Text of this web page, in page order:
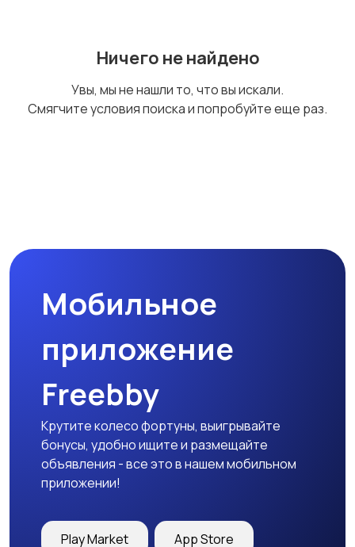
Ничего не найдено
Увы, мы не нашли то, что вы искали.
Смягчите условия поиска и попробуйте еще раз.
Мобильное
приложение
Freebby
Крутите колесо фортуны, выигрывайте
бонусы, удобно ищите и размещайте
объявления - все это в нашем мобильном
приложении!
Play Market App Store